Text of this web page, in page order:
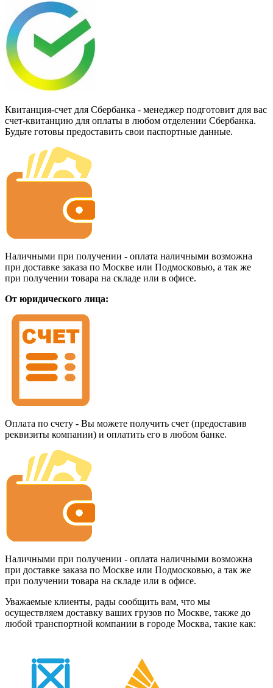
Квитанция-счет для Сбербанка - менеджер подготовит для вас
счет-квитанцию для оплаты в любом отделении Сбербанка.
Будьте готовы предоставить свои паспортные данные.
Наличными при получении - оплата наличными возможна
при доставке заказа по Москве или Подмосковью, а так же
при получении товара на складе или в офисе.
От юридического лица:
Оплата по счету - Вы можете получить счет (предоставив
реквизиты компании) и оплатить его в любом банке.
Наличными при получении - оплата наличными возможна
при доставке заказа по Москве или Подмосковью, а так же
при получении товара на складе или в офисе.
Уважаемые клиенты, рады сообщить вам, что мы
осуществляем доставку ваших грузов по Москве, также до
любой транспортной компании в городе Москва, такие как: